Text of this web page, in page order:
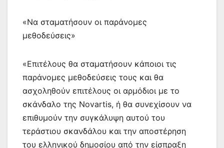
«Να σταματήσουν οι παράνομες
μεθοδεύσεις»
«Επιτέλους θα σταματήσουν κάποιοι τις
παράνομες μεθοδεύσεις τους και θα
ασχοληθούν επιτέλους οι αρμόδιοι με το
σκάνδαλο της Novartis, ή θα συνεχίσουν να
επιθυμούν την συγκάλυψη αυτού του
τεράστιου σκανδάλου και την αποστέρηση
του ελληνικού δημοσίου από την είσπραξη